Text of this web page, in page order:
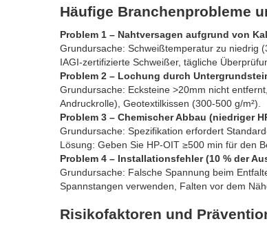
Häufige Branchenprobleme
Problem 1 – Nahtversagen aufgrund von
Grundursache: Schweißtemperatur zu niedrig
IAGI-zertifizierte Schweißer, tägliche
Problem 2 – Lochung durch
Grundursache: Ecksteine ​​>20mm nicht
Andruckrolle), Geotextilkissen (300-500 g/m²).
Problem 3 – Chemischer Abbau (niedriger
Grundursache: Spezifikation erfordert
Lösung: Geben Sie HP-OIT ≥500 min für den
Problem 4 – Installationsfehler (10 % der
Grundursache: Falsche Spannung beim
Spannstangen verwenden, Falten vor dem
Risikofaktoren und